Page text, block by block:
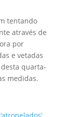
tentando
através de
por
e vetadas
quarta-
medidas.